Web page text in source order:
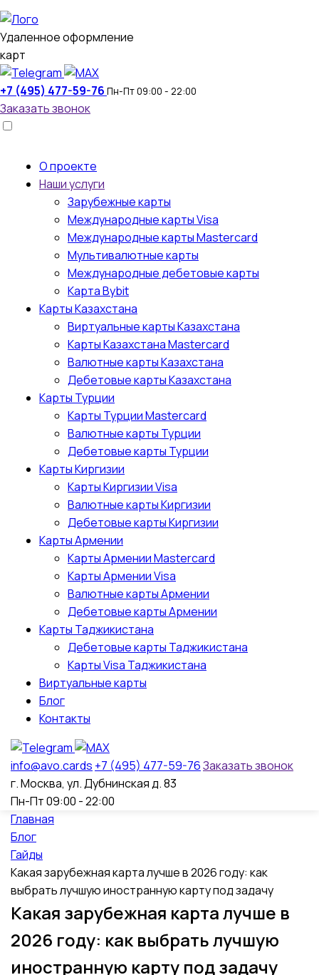
Удаленное оформление
карт
+7 (495) 477-59-76 Пн-Пт 09:00 - 22:00
Заказать звонок
О проекте
Наши услуги
Зарубежные карты
Международные карты Visa
Международные карты Mastercard
Мультивалютные карты
Международные дебетовые карты
Карта Bybit
Карты Казахстана
Виртуальные карты Казахстана
Карты Казахстана Mastercard
Валютные карты Казахстана
Дебетовые карты Казахстана
Карты Турции
Карты Турции Mastercard
Валютные карты Турции
Дебетовые карты Турции
Карты Киргизии
Карты Киргизии Visa
Валютные карты Киргизии
Дебетовые карты Киргизии
Карты Армении
Карты Армении Mastercard
Карты Армении Visa
Валютные карты Армении
Дебетовые карты Армении
Карты Таджикистана
Дебетовые карты Таджикистана
Карты Visa Таджикистана
Виртуальные карты
Блог
Контакты
info@avo.cards +7 (495) 477-59-76Заказать звонок
г. Москва, ул. Дубнинская д. 83
Пн-Пт 09:00 - 22:00
Главная
Блог
Гайды
Какая зарубежная карта лучше в 2026 году: как
выбрать лучшую иностранную карту под задачу
Какая зарубежная карта лучше в
2026 году: как выбрать лучшую
иностранную карту под задачу